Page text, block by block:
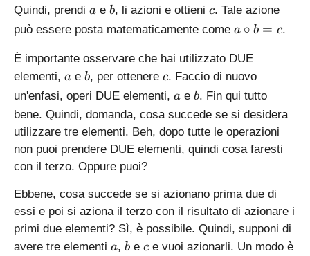
Quindi, prendi a
a e b
b, li azioni e ottieni c
c. Tale azione
può essere posta matematicamente come a
ci
rc
b
=
c
a ∘ b = c.
È importante osservare che hai utilizzato DUE
elementi, a
a e b
b, per ottenere c
c. Faccio di nuovo
un'enfasi, operi DUE elementi, a
a e b
b. Fin qui tutto
bene. Quindi, domanda, cosa succede se si desidera
utilizzare tre elementi. Beh, dopo tutte le operazioni
non puoi prendere DUE elementi, quindi cosa faresti
con il terzo. Oppure puoi?
Ebbene, cosa succede se si azionano prima due di
essi e poi si aziona il terzo con il risultato di azionare i
primi due elementi? Sì, è possibile. Quindi, supponi di
avere tre elementi a
a, b
b e c
c e vuoi azionarli. Un modo è